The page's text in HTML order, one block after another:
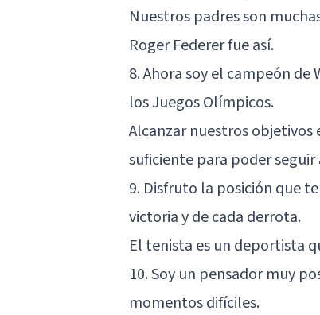
Nuestros padres son
Roger Federer fue así.
8. Ahora soy el campeón de
los Juegos Olímpicos.
Alcanzar nuestros
suficiente para poder seguir
9. Disfruto la posición que
victoria y de cada derrota.
El tenista es un deportista
10. Soy un pensador muy
momentos difíciles.